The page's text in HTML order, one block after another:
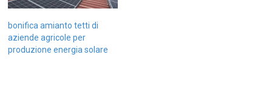
bonifica amianto tetti di
aziende agricole per
produzione energia solare